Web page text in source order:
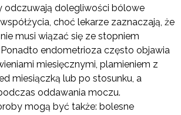
odczuwają dolegliwości bólowe
choć lekarze zaznaczają, że
musi wiązać się ze stopniem
endometrioza często objawia
miesięcznymi, plamieniem z
miesiączką lub po stosunku, a
oddawania moczu.
mogą być także: bolesne